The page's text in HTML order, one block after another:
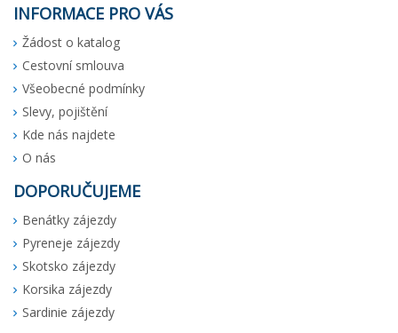
INFORMACE PRO VÁS
Žádost o katalog
Cestovní smlouva
Všeobecné podmínky
Slevy, pojištění
Kde nás najdete
O nás
DOPORUČUJEME
Benátky zájezdy
Pyreneje zájezdy
Skotsko zájezdy
Korsika zájezdy
Sardinie zájezdy